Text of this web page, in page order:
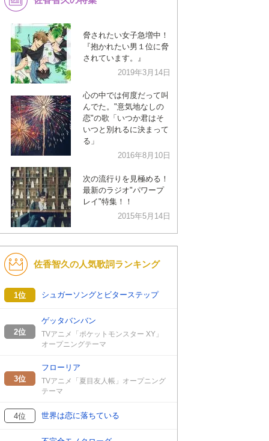
脅されたい女子急増中！
『抱かれたい男１位に脅
されています。』
2019年3月14日
心の中では何度だって叫
んでた。"意気地なしの
恋"の歌「いつか君はそ
いつと別れるに決まって
る」
2016年8月10日
次の流行りを見極める！
最新のラジオ"パワープ
レイ"特集！！
2015年5月14日
佐香智久の人気歌詞ランキング
1位 シュガーソングとビターステップ
2位
ゲッタバンバン
TVアニメ「ポケットモンスター XY」
オープニングテーマ
3位
フローリア
TVアニメ「夏目友人帳」オープニング
テーマ
4位 世界は恋に落ちている